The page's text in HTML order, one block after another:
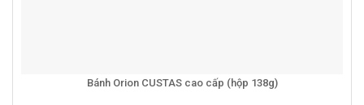
Bánh Orion CUSTAS cao cấp (hộp 138g)